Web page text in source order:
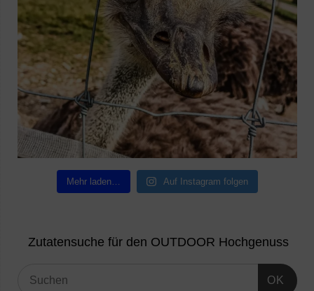
Mehr laden… Auf Instagram folgen
Zutatensuche für den OUTDOOR Hochgenuss
OK